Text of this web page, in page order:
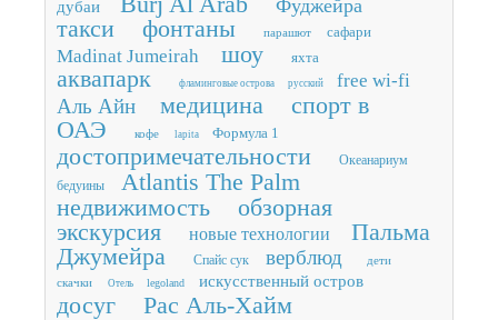
дубаи
Фуджейра
такси фонтаны парашют сафари
Madinat Jumeirah шоу яхта
аквапарк фламинговые острова русский free wi-fi
Аль Айн медицина
спорт в
ОАЭ
кофе lapita Формула 1
достопримечательности
Океанариум
бедуины
Atlantis The Palm
недвижимость
обзорная
экскурсия
новые технологии
Пальма
Джумейра
Спайс сук верблюд
дети
скачки
Отель legoland искусственный остров
досуг Рас Аль-Хайм